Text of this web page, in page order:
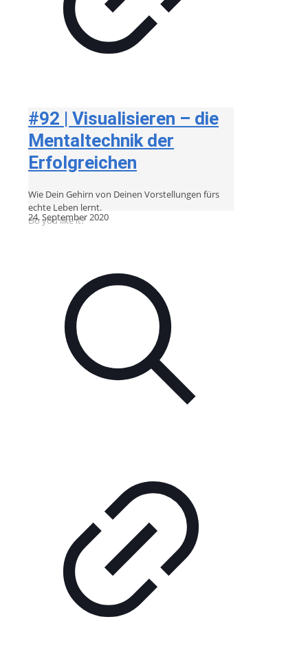
#92 | Visualisieren – die
Mentaltechnik der
Erfolgreichen
Wie Dein Gehirn von Deinen Vorstellungen fürs
echte Leben lernt.
Do you like it?
24. September 2020